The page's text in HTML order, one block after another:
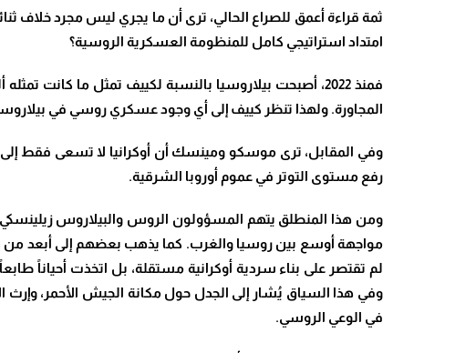
ثمة قراءة أعمق للصراع الحالي، ترى أن ما يجري ليس مجرد خلاف
امتداد استراتيجي كامل للمنظومة العسكرية الروسية؟
فمنذ 2022، أصبحت بيلاروسيا بالنسبة لكييف تمثل ما كانت
المجاورة. ولهذا تنظر كييف إلى أي وجود عسكري روسي في بيلاروسيا
وفي المقابل، ترى موسكو ومينسك أن أوكرانيا لا تسعى فقط إلى
رفع مستوى التوتر في عموم أوروبا الشرقية.
ومن هذا المنطلق يتهم المسؤولون الروس والبيلاروس
لم تقتصر على بناء سردية أوكرانية مستقلة، بل اتخذت أحياناً
وفي هذا السياق يُشار إلى الجدل حول مكانة الجيش الأحمر، وإرث
في الوعي الروسي.